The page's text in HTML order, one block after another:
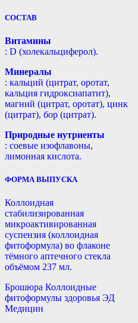
СОСТАВ
Витамины
: D (холекальциферол).
Минералы
: кальций (цитрат, оротат,
кальция гидроксиапатит),
магний (цитрат, оротат), цинк
(цитрат), бор (цитрат).
Природные нутриенты
: соевые изофлавоны,
лимонная кислота.
ФОРМА ВЫПУСКА
Коллоидная
стабилизированная
микроактивированная
суспензия (коллоидная
фитоформула) во флаконе
тёмного аптечного стекла
объёмом 237 мл.
Брошюра Коллоидные
фитоформулы здоровья ЭД
Медицин